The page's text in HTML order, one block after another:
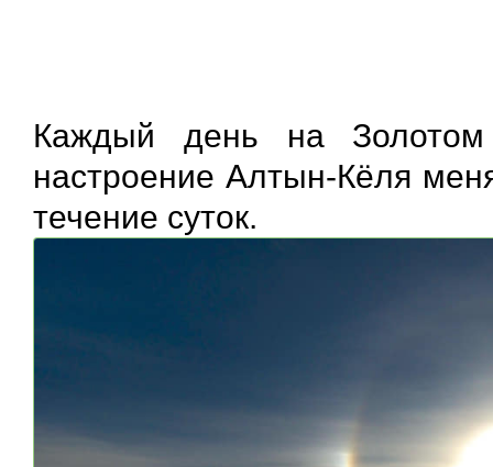
Каждый день на
настроение Алтын-Кёля
течение суток.